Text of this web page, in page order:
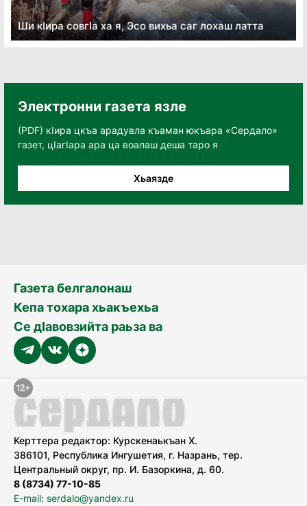
Ши кӏира совгӏа ха я, Эсо вихьа саг лохаш латта
Электронни газета язле
(PDF) кӀира цкъа арадувла къаман юкъара «Сердало»
газет, цӀагӀара ара ца воалаш деша таро я
Хьаязде
Газета белгалонаш
Кепа тохара хьакъехьа
Се дӀавовзийта раьза ва
Керттера редактор: Курскенаькъан Х.
386101, Республика Ингушетия, г. Назрань, тер.
Центральный округ, пр. И. Базоркина, д. 60.
8 (8734) 77-10-85
E-mail: serdalo@yandex.ru